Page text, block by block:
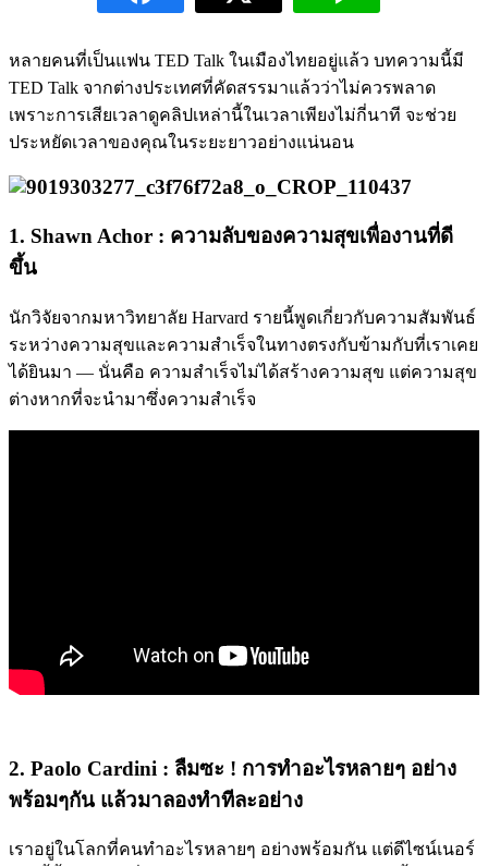
หลายคนที่เป็นแฟน TED Talk ในเมืองไทยอยู่แล้ว บทความนี้มี
TED Talk จากต่างประเทศที่คัดสรรมาแล้วว่าไม่ควรพลาด
เพราะการเสียเวลาดูคลิปเหล่านี้ในเวลาเพียงไม่กี่นาที จะช่วย
ประหยัดเวลาของคุณในระยะยาวอย่างแน่นอน
1. Shawn Achor : ความลับของความสุขเพื่องานที่ดี
ขึ้น
นักวิจัยจากมหาวิทยาลัย Harvard รายนี้พูดเกี่ยวกับความสัมพันธ์
ระหว่างความสุขและความสำเร็จในทางตรงกับข้ามกับที่เราเคย
ได้ยินมา — นั่นคือ ความสำเร็จไม่ได้สร้างความสุข แต่ความสุข
ต่างหากที่จะนำมาซึ่งความสำเร็จ
2. Paolo Cardini : ลืมซะ ! การทำอะไรหลายๆ อย่าง
พร้อมๆกัน แล้วมาลองทำทีละอย่าง
เราอยู่ในโลกที่คนทำอะไรหลายๆ อย่างพร้อมกัน แต่ดีไซน์เนอร์